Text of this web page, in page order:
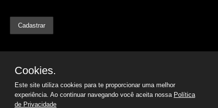
Cookies.
Este site utiliza cookies para te proporcionar uma melhor
experiência. Ao continuar navegando você aceita nossa Política
de Privacidade